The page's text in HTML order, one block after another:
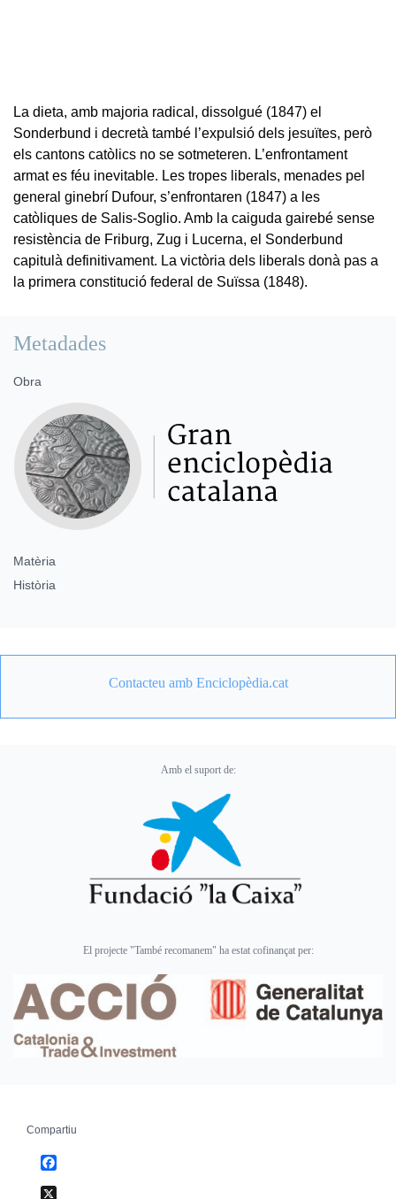
La dieta, amb majoria radical, dissolgué (1847) el
Sonderbund i decretà també l’expulsió dels jesuïtes, però
els cantons catòlics no se sotmeteren. L’enfrontament
armat es féu inevitable. Les tropes liberals, menades pel
general ginebrí Dufour, s’enfrontaren (1847) a les
catòliques de Salis-Soglio. Amb la caiguda gairebé sense
resistència de Friburg, Zug i Lucerna, el Sonderbund
capitulà definitivament. La victòria dels liberals donà pas a
la primera constitució federal de Suïssa (1848).
Metadades
Obra
Matèria
Història
Contacteu amb Enciclopèdia.cat
Amb el suport de:
El projecte "També recomanem" ha estat cofinançat per:
Compartiu